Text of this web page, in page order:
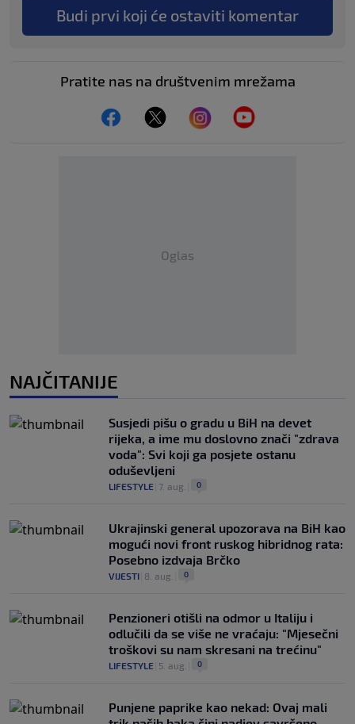
Budi prvi koji će ostaviti komentar
Pratite nas na društvenim mrežama
Oglas
NAJČITANIJE
Susjedi pišu o gradu u BiH na devet
rijeka, a ime mu doslovno znači "zdrava
voda": Svi koji ga posjete ostanu
oduševljeni
LIFESTYLE 7. aug. 0
Ukrajinski general upozorava na BiH kao
mogući novi front ruskog hibridnog rata:
Posebno izdvaja Brčko
VIJESTI 8. aug. 0
Penzioneri otišli na odmor u Italiju i
odlučili da se više ne vraćaju: "Mjesečni
troškovi su nam skresani na trećinu"
LIFESTYLE 5. aug. 0
Punjene paprike kao nekad: Ovaj mali